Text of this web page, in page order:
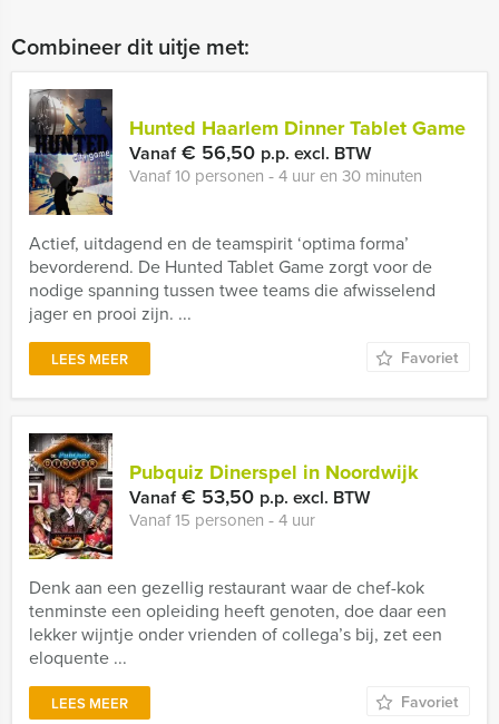
Combineer dit uitje met:
Hunted Haarlem Dinner Tablet Game
Vanaf€ 56,50 p.p. excl. BTW
Vanaf 10 personen ‐ 4 uur en 30 minuten
Actief, uitdagend en de teamspirit ‘optima forma’
bevorderend. De Hunted Tablet Game zorgt voor de
nodige spanning tussen twee teams die afwisselend
jager en prooi zijn. ...
LEES MEER Favoriet
Pubquiz Dinerspel in Noordwijk
Vanaf€ 53,50 p.p. excl. BTW
Vanaf 15 personen ‐ 4 uur
Denk aan een gezellig restaurant waar de chef-kok
tenminste een opleiding heeft genoten, doe daar een
lekker wijntje onder vrienden of collega’s bij, zet een
eloquente ...
LEES MEER Favoriet